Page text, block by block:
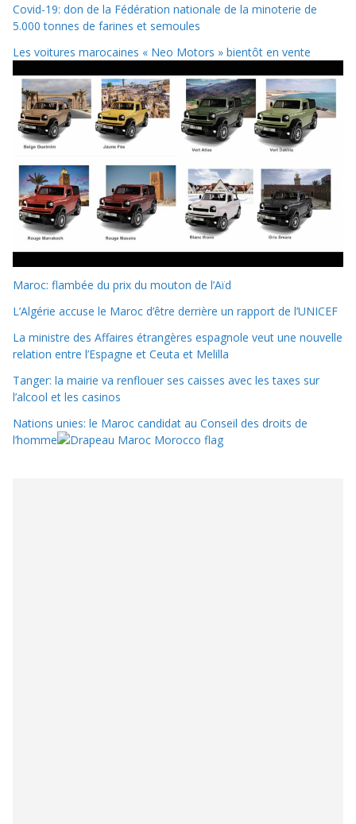
Covid-19: don de la Fédération nationale de la minoterie de
5.000 tonnes de farines et semoules
Les voitures marocaines « Neo Motors » bientôt en vente
Maroc: flambée du prix du mouton de l’Aïd
L’Algérie accuse le Maroc d’être derrière un rapport de l’UNICEF
La ministre des Affaires étrangères espagnole veut une nouvelle
relation entre l’Espagne et Ceuta et Melilla
Tanger: la mairie va renflouer ses caisses avec les taxes sur
l’alcool et les casinos
Nations unies: le Maroc candidat au Conseil des droits de
l’homme